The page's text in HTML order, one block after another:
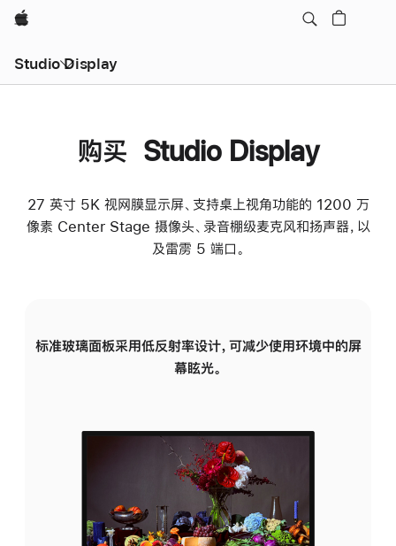
Apple
Studio Display
购买 Studio Display
27 英寸 5K 视网膜显示屏、支持桌上视角功能的 1200 万
像素 Center Stage 摄像头、录音棚级麦克风和扬声器，以
及雷雳 5 端口。
标准玻璃面板采用低反射率设计，可减少使用环境中的屏
幕眩光。